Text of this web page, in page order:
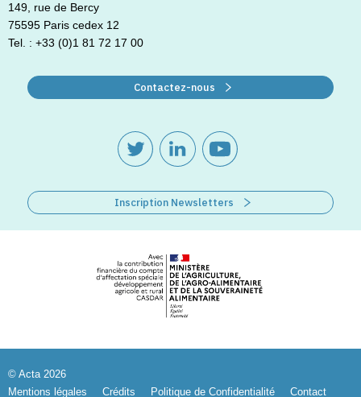
149, rue de Bercy
75595 Paris cedex 12
Tel. : +33 (0)1 81 72 17 00
Contactez-nous
Inscription Newsletters
© Acta 2026
Mentions légales
Crédits Politique de Confidentialité Contact